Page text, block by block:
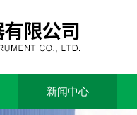
新闻中心